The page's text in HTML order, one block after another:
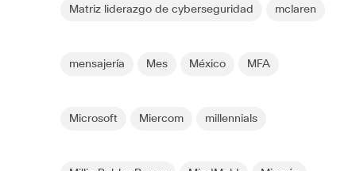
Matriz liderazgo de cyberseguridad mclaren
mensajería Mes México MFA
Microsoft Miercom millennials